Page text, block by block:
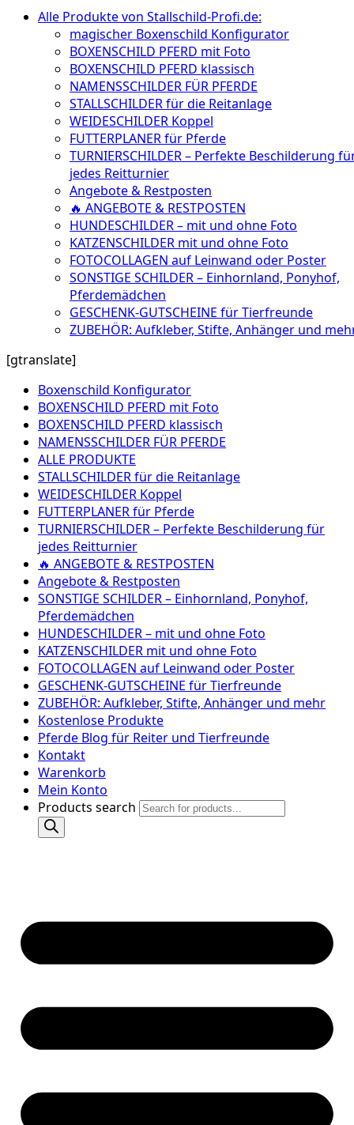
Alle Produkte von Stallschild-Profi.de:
magischer Boxenschild Konfigurator
BOXENSCHILD PFERD mit Foto
BOXENSCHILD PFERD klassisch
NAMENSSCHILDER FÜR PFERDE
STALLSCHILDER für die Reitanlage
WEIDESCHILDER Koppel
FUTTERPLANER für Pferde
TURNIERSCHILDER – Perfekte Beschilderung
jedes Reitturnier
Angebote & Restposten
🔥 ANGEBOTE & RESTPOSTEN
HUNDESCHILDER – mit und ohne Foto
KATZENSCHILDER mit und ohne Foto
FOTOCOLLAGEN auf Leinwand oder Poster
SONSTIGE SCHILDER – Einhornland, Ponyhof,
Pferdemädchen
GESCHENK-GUTSCHEINE für Tierfreunde
ZUBEHÖR: Aufkleber, Stifte, Anhänger und
[gtranslate]
Boxenschild Konfigurator
BOXENSCHILD PFERD mit Foto
BOXENSCHILD PFERD klassisch
NAMENSSCHILDER FÜR PFERDE
ALLE PRODUKTE
STALLSCHILDER für die Reitanlage
WEIDESCHILDER Koppel
FUTTERPLANER für Pferde
TURNIERSCHILDER – Perfekte Beschilderung für
jedes Reitturnier
🔥 ANGEBOTE & RESTPOSTEN
Angebote & Restposten
SONSTIGE SCHILDER – Einhornland, Ponyhof,
Pferdemädchen
HUNDESCHILDER – mit und ohne Foto
KATZENSCHILDER mit und ohne Foto
FOTOCOLLAGEN auf Leinwand oder Poster
GESCHENK-GUTSCHEINE für Tierfreunde
ZUBEHÖR: Aufkleber, Stifte, Anhänger und mehr
Kostenlose Produkte
Pferde Blog für Reiter und Tierfreunde
Kontakt
Warenkorb
Mein Konto
Products search